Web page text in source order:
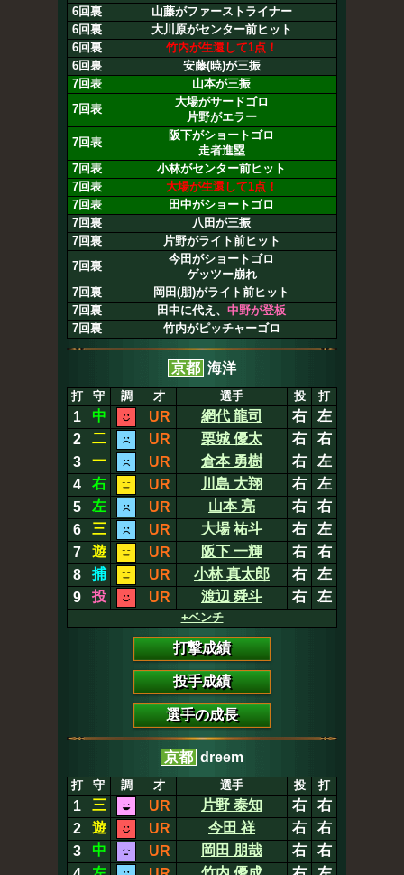
6回裏
山藤がファーストライナー
6回裏
大川原がセンター前ヒット
6回裏
竹内が生還して1点！
6回裏
安藤(暁)が三振
7回表
山本が三振
7回表
大場がサードゴロ
片野がエラー
7回表
阪下がショートゴロ
走者進塁
7回表
小林がセンター前ヒット
7回表
大場が生還して1点！
7回表
田中がショートゴロ
7回裏
八田が三振
7回裏
片野がライト前ヒット
7回裏
今田がショートゴロ
ゲッツー崩れ
7回裏
岡田(朋)がライト前ヒット
7回裏
田中に代え、 中野が登板
7回裏
竹内がピッチャーゴロ
京都 海洋
打 守 調 才 選手 投 打
1 中 UR 網代 龍司 右
左
2
二 UR 栗城 優太 右
右
3
一 UR 倉本 勇樹 右
左
4
右 UR 川島 大翔 右
左
5
左 UR 山本 亮 右
右
6
三 UR 大場 祐斗 右
左
7
遊 UR 阪下 一輝 右
右
8
捕 UR 小林 真太郎 右
左
9
投 UR 渡辺 舜斗 右 左
+ベンチ
打撃成績
投手成績
選手の成長
京都 dreem
打 守 調 才 選手 投 打
1 三 UR 片野 泰知 右
右
2
遊 UR 今田 祥 右
右
3
中 UR 岡田 朋哉 右
右